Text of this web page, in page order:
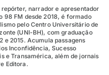
repórter, narrador e apresentador
98 FM desde 2018, é formado
pelo Centro Universitário de
(UNI-BH), com graduação
e 2015. Acumula passagens
Inconfidência, Sucesso
e Transamérica, além de jornais
Editora.